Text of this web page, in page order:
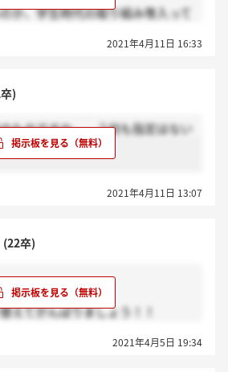
か、学生時代の取り組み等入って
していないので見れず指定あるかわ
2021年4月11日 16:33
)
ものですか、、？何も指定はない
2021年4月11日 13:07
(22卒)
気持ちです。笑
えてがんばりましょう！！
2021年4月5日 19:34